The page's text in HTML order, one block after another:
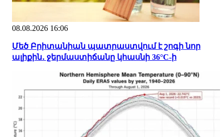
08.08.2026 16:06
Մեծ Բրիտանիան պատրաստվում է շոգի նոր
ալիքին․ ջերմաստիճանը կհասնի 36°C-ի